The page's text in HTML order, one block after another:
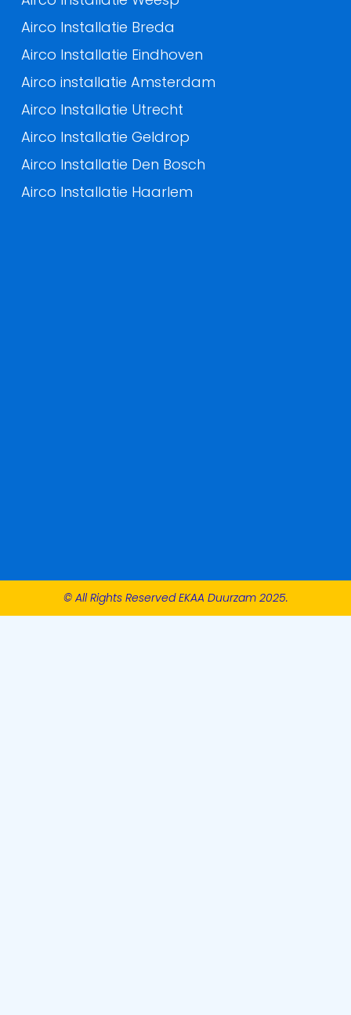
Airco Installatie Breda
Airco Installatie Eindhoven
Airco installatie Amsterdam
Airco Installatie Utrecht
Airco Installatie Geldrop
Airco Installatie Den Bosch
Airco Installatie Haarlem
© All Rights Reserved EKAA Duurzam 2025.